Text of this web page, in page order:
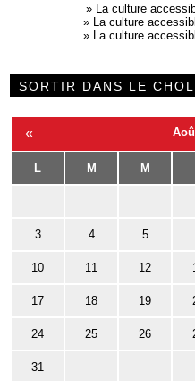
» La culture
» La culture
» La culture
SORTIR DANS LE
«
L M M
3 4 5
10 11 12
17 18 19
24 25 26
31